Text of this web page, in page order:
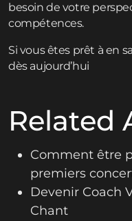
besoin de votre
compétences.
Si vous êtes prêt à en
dès aujourd’hui
Related
Comment être
premiers
Devenir Coach
Chant